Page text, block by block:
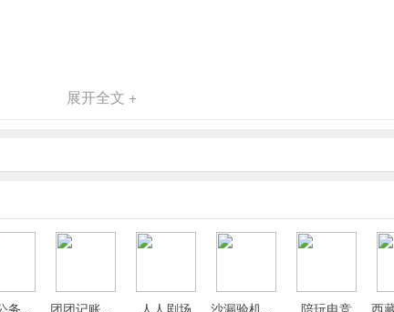
可以派遣伙伴前往区域进行物资搜索。
展开全文 +
西藏公务出行app 团团记账App 人人剧场 沙漏验机手机版 陪玩电竞